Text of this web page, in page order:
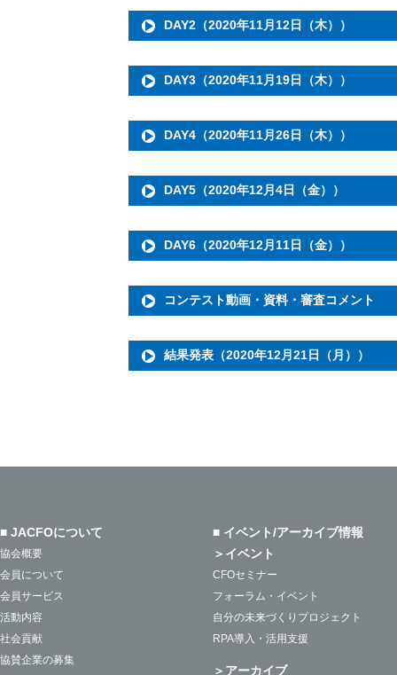
DAY2（2020年11月12日（木））
DAY3（2020年11月19日（木））
DAY4（2020年11月26日（木））
DAY5（2020年12月4日（金））
DAY6（2020年12月11日（金））
コンテスト動画・資料・審査コメント
結果発表（2020年12月21日（月））
■ JACFOについて
協会概要
会員について
会員サービス
活動内容
社会貢献
協賛企業の募集
■ イベント/アーカイブ情報
＞イベント
CFOセミナー
フォーラム・イベント
自分の未来づくりプロジェクト
RPA導入・活用支援
＞アーカイブ